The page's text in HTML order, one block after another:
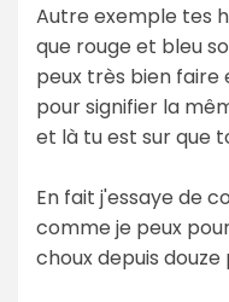
Autre exemple tes
que rouge et bleu
peux très bien faire
pour signifier la
et là tu est sur que
En fait j'essaye de
comme je peux
choux depuis douze